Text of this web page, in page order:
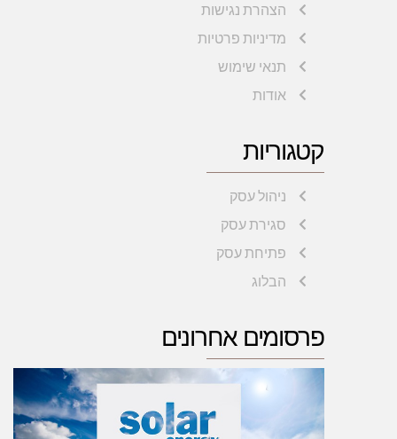
הצהרת נגישות
מדיניות פרטיות
תנאי שימוש
אודות
קטגוריות
ניהול עסק
סגירת עסק
פתיחת עסק
הבלוג
פרסומים אחרונים